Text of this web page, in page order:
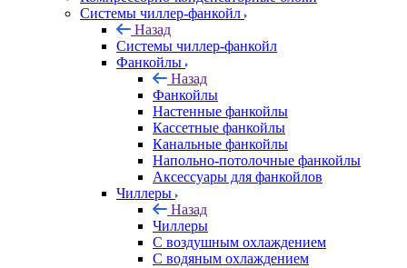
Системы чиллер-фанкойл
Назад
Системы чиллер-фанкойл
Фанкойлы
Назад
Фанкойлы
Настенные фанкойлы
Кассетные фанкойлы
Канальные фанкойлы
Напольно-потолочные фанкойлы
Аксессуары для фанкойлов
Чиллеры
Назад
Чиллеры
С воздушным охлаждением
С водяным охлаждением